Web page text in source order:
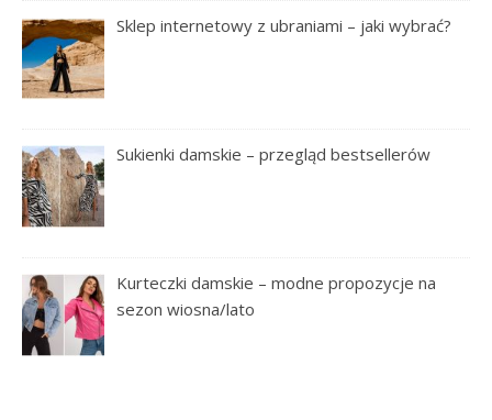
Sklep internetowy z ubraniami – jaki wybrać?
Sukienki damskie – przegląd bestsellerów
Kurteczki damskie – modne propozycje na
sezon wiosna/lato